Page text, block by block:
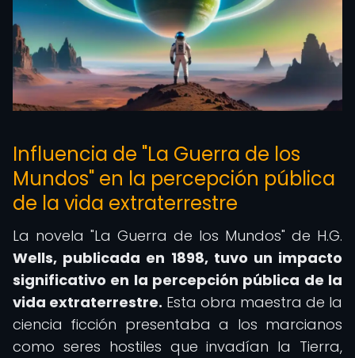
Influencia de "La Guerra de los
Mundos" en la percepción pública
de la vida extraterrestre
La novela "La Guerra de los Mundos" de H.G.
Wells, publicada en 1898, tuvo un impacto
significativo en la percepción pública de la
vida extraterrestre. Esta obra maestra de la
ciencia ficción presentaba a los marcianos
como seres hostiles que invadían la Tierra,